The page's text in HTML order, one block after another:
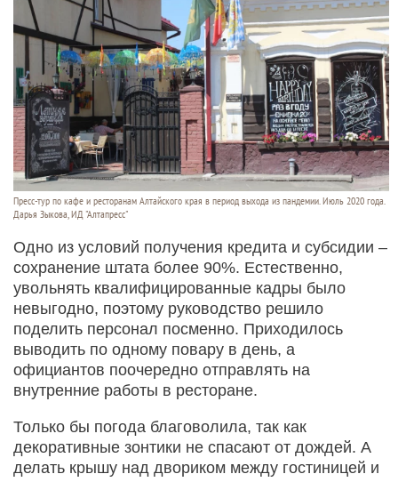
Пресс-тур по кафе и ресторанам Алтайского края в период выхода из пандемии. Июль 2020 года.
Дарья Зыкова, ИД "Алтапресс"
Одно из условий получения кредита и субсидии –
сохранение штата более 90%. Естественно,
увольнять квалифицированные кадры было
невыгодно, поэтому руководство решило
поделить персонал посменно. Приходилось
выводить по одному повару в день, а
официантов поочередно отправлять на
внутренние работы в ресторане.
Только бы погода благоволила, так как
декоративные зонтики не спасают от дождей. А
делать крышу над двориком между гостиницей и